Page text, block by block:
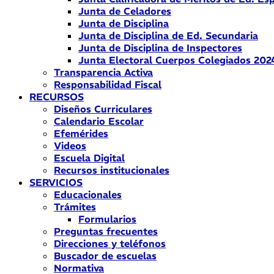
Junta de Celadores
Junta de Disciplina
Junta de Disciplina de Ed. Secundaria
Junta de Disciplina de Inspectores
Junta Electoral Cuerpos Colegiados
Transparencia Activa
Responsabilidad Fiscal
RECURSOS
Diseños Curriculares
Calendario Escolar
Efemérides
Videos
Escuela Digital
Recursos institucionales
SERVICIOS
Educacionales
Trámites
Formularios
Preguntas frecuentes
Direcciones y teléfonos
Buscador de escuelas
Normativa